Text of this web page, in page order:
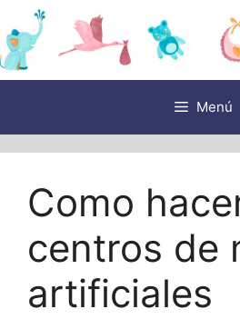
Saltar
al
contenido
Menú
Como
centros de
artificiales